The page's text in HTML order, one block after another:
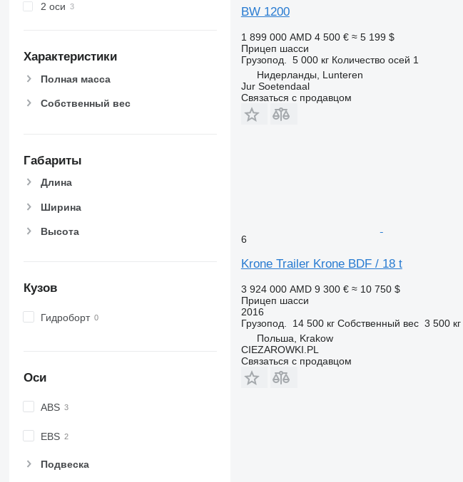
2 оси
Характеристики
Полная масса
Собственный вес
Габариты
Длина
Ширина
Высота
Кузов
Гидроборт
Оси
ABS
EBS
Подвеска
BW 1200
1 899 000 AMD 4 500 € ≈ 5 199 $
Прицеп шасси
Грузопод.
5 000 кг Количество осей 1
Нидерланды, Lunteren
Jur Soetendaal
Связаться с продавцом
6
Krone Trailer Krone BDF / 18 t
3 924 000 AMD 9 300 € ≈ 10 750 $
Прицеп шасси
2016
Грузопод.
14 500 кг Собственный вес 3 500 кг
Польша, Krakow
CIEZAROWKI.PL
Связаться с продавцом